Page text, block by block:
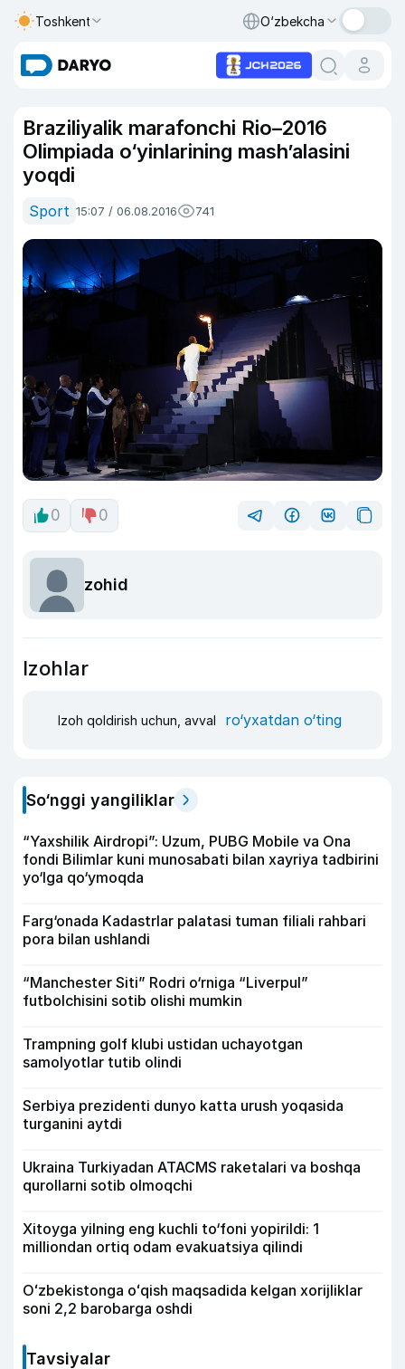
Toshkent O‘zbekcha
Braziliyalik marafonchi Rio–2016
Olimpiada o‘yinlarining mash’alasini
yoqdi
Sport 15:07 / 06.08.2016 741
0 0
zohid
Izohlar
Izoh qoldirish uchun, avval ro‘yxatdan o‘ting
So‘nggi yangiliklar
“Yaxshilik Airdropi”: Uzum, PUBG Mobile va Ona
fondi Bilimlar kuni munosabati bilan xayriya tadbirini
yo‘lga qo‘ymoqda
Farg‘onada Kadastrlar palatasi tuman filiali rahbari
pora bilan ushlandi
“Manchester Siti” Rodri o‘rniga “Liverpul”
futbolchisini sotib olishi mumkin
Trampning golf klubi ustidan uchayotgan
samolyotlar tutib olindi
Serbiya prezidenti dunyo katta urush yoqasida
turganini aytdi
Ukraina Turkiyadan ATACMS raketalari va boshqa
qurollarni sotib olmoqchi
Xitoyga yilning eng kuchli to‘foni yopirildi: 1
milliondan ortiq odam evakuatsiya qilindi
Oʻzbekistonga oʻqish maqsadida kelgan xorijliklar
soni 2,2 barobarga oshdi
Tavsiyalar